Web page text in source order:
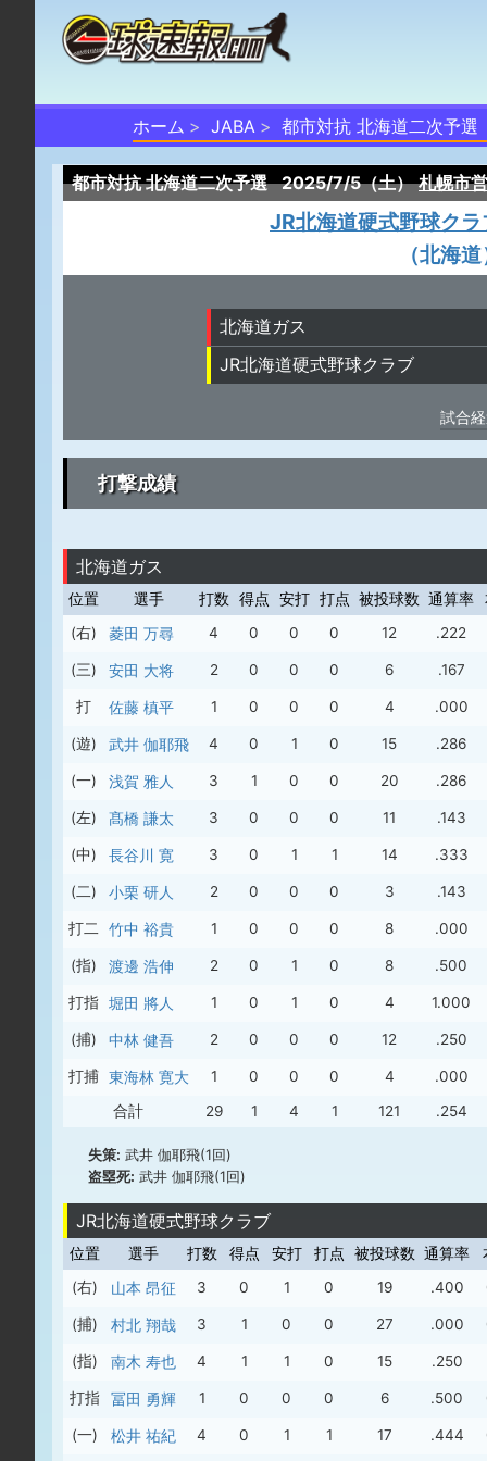
ホーム JABA 都市対抗 北海道二次予選
都市対抗 北海道二次予選 2025/7/5（土） 札幌市
JR北海道硬式野球クラ
（北海
北海道ガス
JR北海道硬式野球クラブ
試合
打撃成績
北海道ガス
位置 選手 打数 得点 安打 打点 被投球数 通算率
(右)
菱田 万尋 4 0 0 0 12 .222
(三) 安田 大将 2 0 0 0 6 .167
打 佐藤 槙平 1 0 0 0 4 .000
(遊) 武井 伽耶飛 4 0 1 0 15 .286
(一) 浅賀 雅人 3 1 0 0 20 .286
(左) 髙橋 謙太 3 0 0 0 11 .143
(中) 長谷川 寛 3 0 1 1 14 .333
(二) 小栗 研人 2 0 0 0 3 .143
打二 竹中 裕貴 1 0 0 0 8 .000
(指) 渡邊 浩伸 2 0 1 0 8 .500
打指 堀田 將人 1 0 1 0 4 1.000
(捕) 中林 健吾 2 0 0 0 12 .250
打捕 東海林 寛大 1 0 0 0 4
.000
合計
29 1 4 1 121 .254
失策: 武井 伽耶飛(1回)
盗塁死: 武井 伽耶飛(1回)
JR北海道硬式野球クラブ
位置 選手 打数 得点 安打 打点 被投球数 通算率
(右)
山本 昂征 3 0 1 0 19 .400
(捕) 村北 翔哉 3 1 0 0 27 .000
(指) 南木 寿也 4 1 1 0 15 .250
打指 冨田 勇輝 1 0 0 0 6 .500
(一) 松井 祐紀 4 0 1 1 17 .444